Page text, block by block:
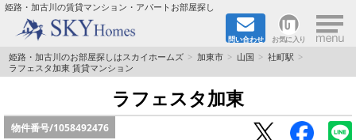
姫路・加古川の賃貸マンション・アパートお部屋探し
問い合わせ お気に入り ×
TOPページ
都市ガス·オール電化
☆新築物件☆
姫路・加古川のお部屋探しはスカイホームズ 加東市 山国
社町駅
ラフェスタ加東 賃貸マンション
ラフェスタ加東
物件番号/1058492476